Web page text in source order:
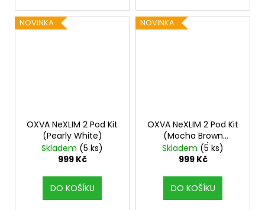
NOVINKA
OXVA NeXLIM 2 Pod Kit
(Pearly White)
Skladem (5 ks)
999 Kč
DO KOŠÍKU
NOVINKA
OXVA NeXLIM 2 Pod Kit
(Mocha Brown
Leather)
Skladem (5 ks)
999 Kč
DO KOŠÍKU